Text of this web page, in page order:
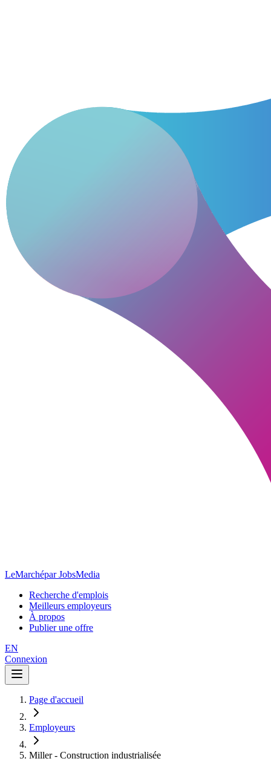
LeMarchépar JobsMedia
Recherche d'emplois
Meilleurs employeurs
À propos
Publier une offre
EN
Connexion
Page d'accueil
Employeurs
Miller - Construction industrialisée